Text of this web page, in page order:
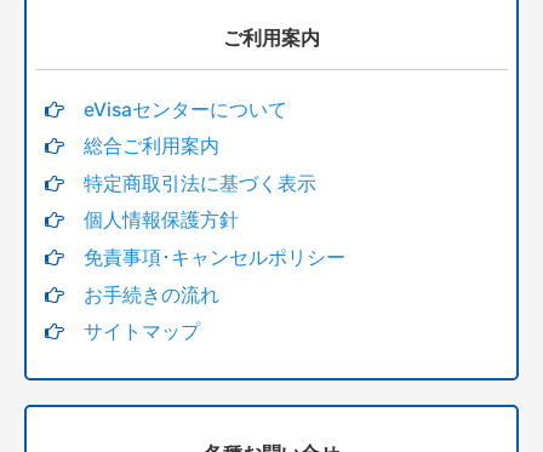
ご利用案内
eVisaセンターについて
総合ご利用案内
特定商取引法に基づく表示
個人情報保護方針
免責事項･キャンセルポリシー
お手続きの流れ
サイトマップ